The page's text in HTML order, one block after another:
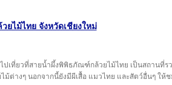
ไม้ไทย จังหวัดเชียงใหม่
ปเที่ยวที่สายน้ำผึ้งพิพิธภัณฑ์กล้วยไม้ไทย เป็นสถานที่ร
ต่างๆ นอกจากนี้ยังมีผีเสื้อ แมวไทย และสัตว์อื่นๆ ให้